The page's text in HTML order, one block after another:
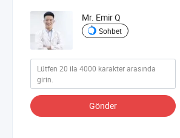
Mr. Emir Q
Sohbet
Gönder